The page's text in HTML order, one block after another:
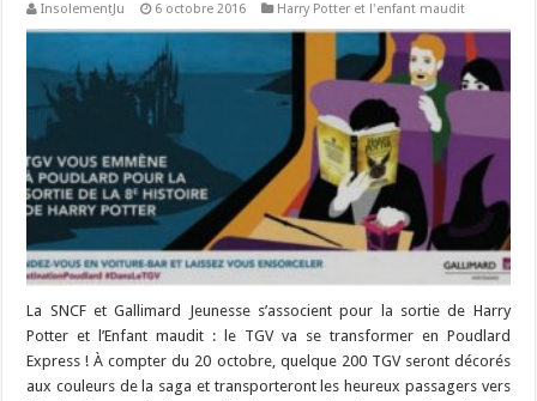
InsolementJu 6 octobre 2016 Harry Potter et l'enfant maudit
La SNCF et Gallimard Jeunesse s’associent pour la sortie de Harry
Potter et l’Enfant maudit : le TGV va se transformer en Poudlard
Express ! À compter du 20 octobre, quelque 200 TGV seront décorés
aux couleurs de la saga et transporteront les heureux passagers vers